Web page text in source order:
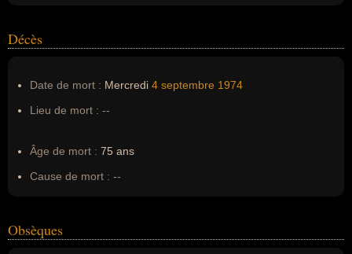
Décès
Date de mort : Mercredi 4 septembre 1974
Lieu de mort : --
Âge de mort : 75 ans
Cause de mort : --
Obsèques